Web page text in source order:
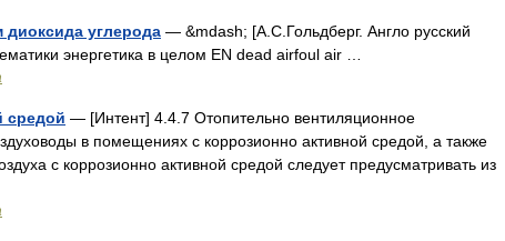
углерода — &mdash; [А.С.Гольдберг. Англо русский
энергетика в целом EN dead airfoul air …
средой — [Интент] 4.4.7 Отопительно вентиляционное
в помещениях с коррозионно активной средой, а также
с коррозионно активной средой следует предусматривать из